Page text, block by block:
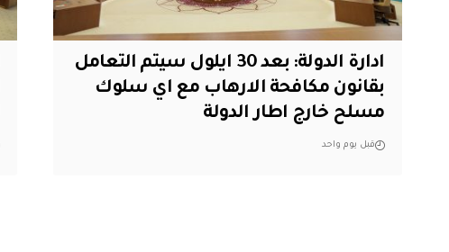
ادارة الدولة: بعد 30 ايلول سيتم التعامل
بقانون مكافحة الارهاب مع اي سلوك
مسلح خارج اطار الدولة
قبل يوم واحد